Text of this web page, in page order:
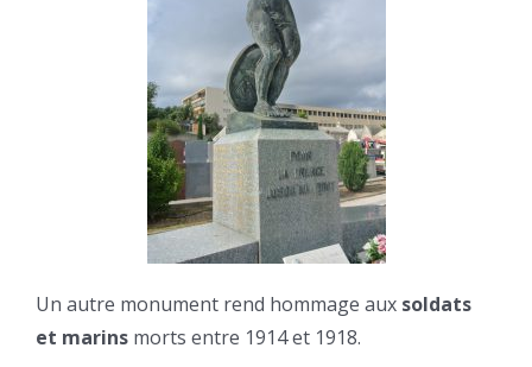
Un autre monument rend hommage aux soldats
et marins morts entre 1914 et 1918.